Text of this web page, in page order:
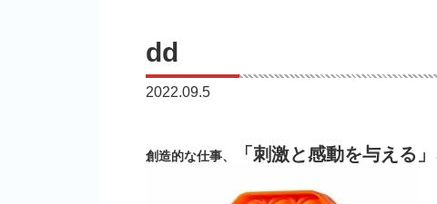
dd
2022.09.5
創造的な仕事、 「刺激と感動を与える」